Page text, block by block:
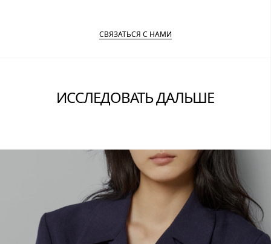
СВЯЗАТЬСЯ С НАМИ
ИССЛЕДОВАТЬ ДАЛЬШЕ